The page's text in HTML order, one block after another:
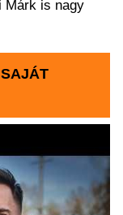
Márk is nagy